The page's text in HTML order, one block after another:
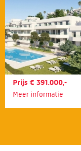
Prijs € 391.000,-
Meer informatie